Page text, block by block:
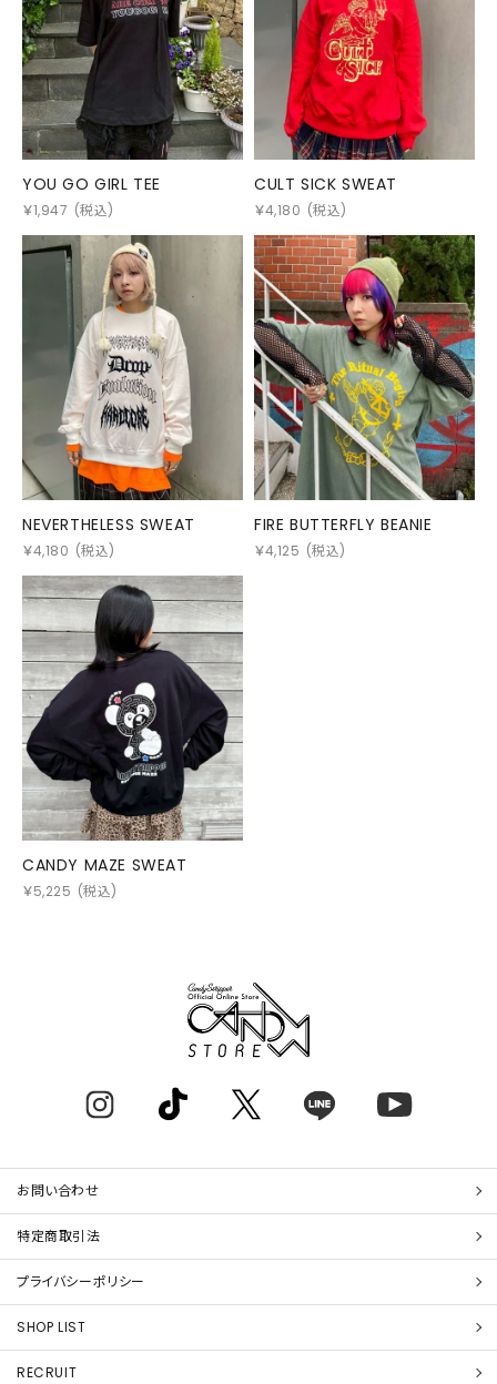
YOU GO GIRL TEE
￥1,947 (税込)
CULT SICK SWEAT
￥4,180 (税込)
NEVERTHELESS SWEAT
￥4,180 (税込)
FIRE BUTTERFLY BEANIE
￥4,125 (税込)
CANDY MAZE SWEAT
￥5,225 (税込)
お問い合わせ
特定商取引法
プライバシーポリシー
SHOP LIST
RECRUIT